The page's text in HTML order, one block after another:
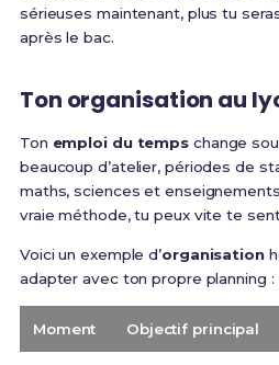
sérieuses maintenant, plus tu
après le bac.
Ton organisation au
Ton emploi du temps change
beaucoup d’atelier, périodes de
maths, sciences et
vraie méthode, tu peux vite te
Voici un exemple d’organisation
adapter avec ton propre planning :
Moment Objectif principal